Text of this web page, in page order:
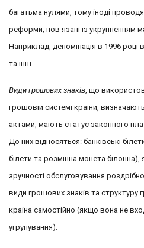
багатьма нулями, тому іноді
реформи, пов язані із укрупненням
Наприклад, деномінація в 1996 році в
та інш.
Види грошових знаків, що
грошовій системі країни,
актами, мають статус законного
До них відносяться: банківські
білети та розмінна монета
зручності обслуговування
види грошових знаків та структуру
краіна самостійно (якщо вона не
угрупування).